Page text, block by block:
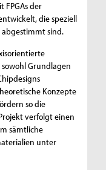
FPGAs der
die speziell
abgestimmt sind.
Grundlagen
Konzepte
so die
verfolgt einen
sämtliche
unter